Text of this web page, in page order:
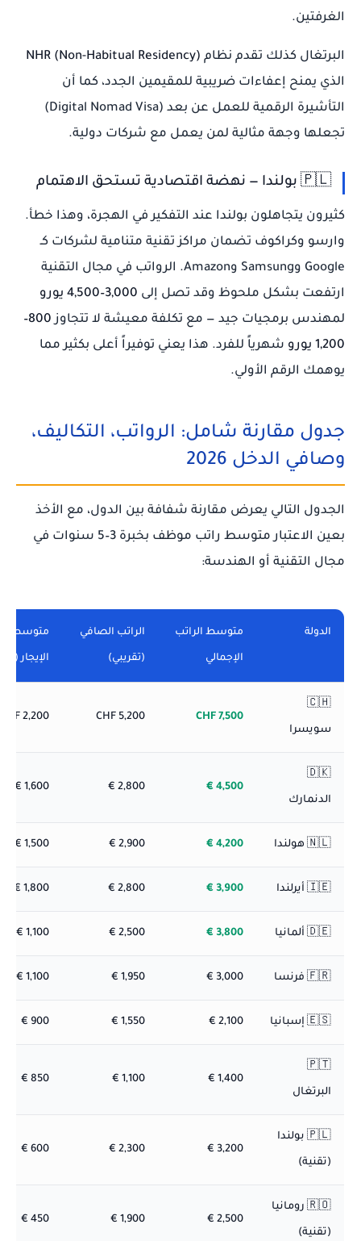
الغرفتين.
البرتغال كذلك تقدم نظام NHR (Non-Habitual Residency)
الذي يمنح إعفاءات ضريبية للمقيمين الجدد، كما أن
التأشيرة الرقمية للعمل عن بعد (Digital Nomad Visa)
تجعلها وجهة مثالية لمن يعمل مع شركات دولية.
🇵🇱 بولندا — نهضة اقتصادية تستحق الاهتمام
كثيرون يتجاهلون بولندا عند التفكير في الهجرة، وهذا خطأ.
وارسو وكراكوف تضمان مراكز تقنية متنامية لشركات كـ
Google وSamsung وAmazon. الرواتب في مجال التقنية
ارتفعت بشكل ملحوظ وقد تصل إلى 3,000–4,500 يورو
لمهندس برمجيات جيد — مع تكلفة معيشة لا تتجاوز
800–
1,200 يورو
شهرياً للفرد. هذا يعني توفيراً أعلى بكثير مما
يوهمك الرقم الأولي.
جدول مقارنة شامل: الرواتب، التكاليف،
وصافي الدخل 2026
الجدول التالي يعرض مقارنة شفافة بين الدول، مع الأخذ
بعين الاعتبار متوسط راتب موظف بخبرة 3–5 سنوات في
مجال التقنية أو الهندسة:
الدولة متوسط الراتب
الإجمالي
الراتب الصافي
(تقريبي)
متوسط
الإيجار (2BR)
🇨🇭
سويسرا
7,500 CHF
5,200 CHF
2,200 CHF
🇩🇰
الدنمارك
4,500 €
2,800 €
1,600 €
🇳🇱 هولندا 4,200 €
2,900 €
1,500 €
🇮🇪 أيرلندا 3,900 €
2,800 €
1,800 €
🇩🇪 ألمانيا 3,800 €
2,500 €
1,100 €
🇫🇷 فرنسا 3,000 €
1,950 €
1,100 €
🇪🇸 إسبانيا 2,100 €
1,550 €
900 €
🇵🇹
البرتغال
1,400 €
1,100 €
850 €
🇵🇱 بولندا
(تقنية)
3,200 €
2,300 €
600 €
🇷🇴 رومانيا
(تقنية)
2,500 €
1,900 €
450 €